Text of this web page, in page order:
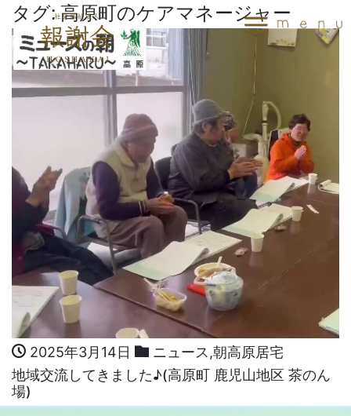
タグ:高原町のケアマネージャー
2025年3月14日 ニュース ,朝高原居宅
地域交流してきました♪(高原町 鹿児山地区 茶のん
場)